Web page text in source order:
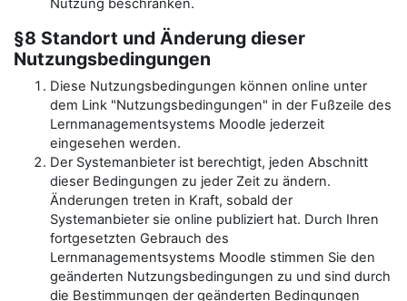
Nutzung beschränken.
§8 Standort und Änderung dieser
Nutzungsbedingungen
Diese Nutzungsbedingungen können online unter
dem Link "Nutzungsbedingungen" in der Fußzeile des
Lernmanagementsystems Moodle jederzeit
eingesehen werden.
Der Systemanbieter ist berechtigt, jeden Abschnitt
dieser Bedingungen zu jeder Zeit zu ändern.
Änderungen treten in Kraft, sobald der
Systemanbieter sie online publiziert hat. Durch Ihren
fortgesetzten Gebrauch des
Lernmanagementsystems Moodle stimmen Sie den
geänderten Nutzungsbedingungen zu und sind durch
die Bestimmungen der geänderten Bedingungen